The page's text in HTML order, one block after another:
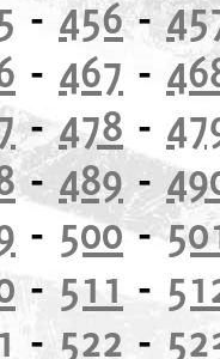
- 456-
- 467 -
-478 -
-489-
- 500-
- 511 -
- 522 -